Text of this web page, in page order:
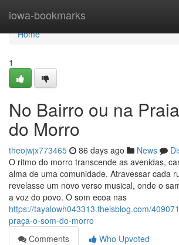
iowa-bookmarks
Home
Home
1
No Bairro ou na
do Morro
theojwjx773465 86 days ago News
O ritmo do morro transcende as avenidas,
alma de uma comunidade. Atravessar cada
revelasse um novo verso musical, onde o
a voz do povo. O som ecoa nas
https://tayalowh043313.theisblog.com/
praça-o-som-do-morro
Comments
Who Upvoted